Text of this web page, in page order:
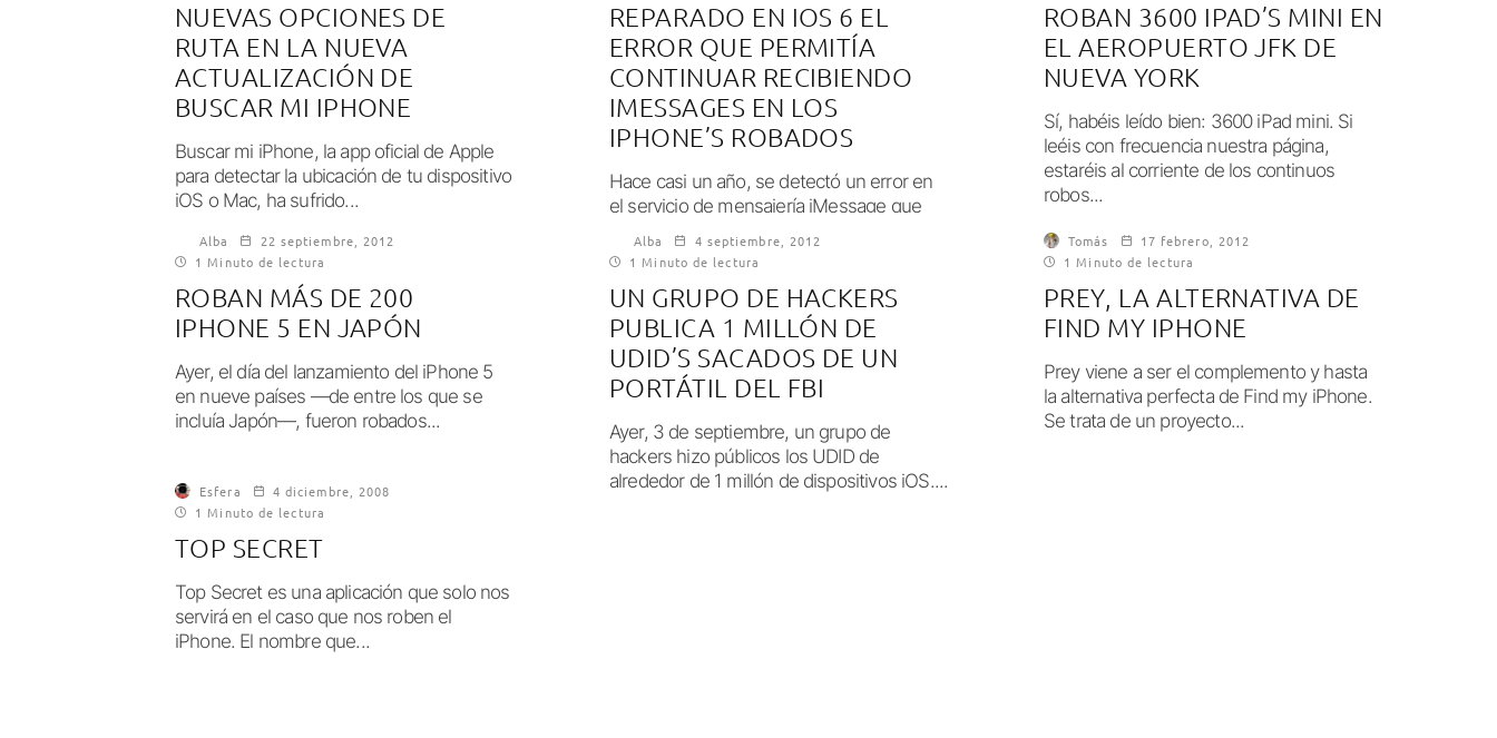
NUEVAS OPCIONES DE
RUTA EN LA NUEVA
ACTUALIZACIÓN DE
BUSCAR MI IPHONE
Buscar mi iPhone, la app oficial de Apple
para detectar la ubicación de tu dispositivo
iOS o Mac, ha sufrido...
REPARADO EN IOS 6 EL
ERROR QUE PERMITÍA
CONTINUAR RECIBIENDO
IMESSAGES EN LOS
IPHONE’S ROBADOS
Hace casi un año, se detectó un error en
el servicio de mensajería iMessage que
provocaba que los iPhone’s robados...
ROBAN 3600 IPAD’S MINI EN
EL AEROPUERTO JFK DE
NUEVA YORK
Sí, habéis leído bien: 3600 iPad mini. Si
leéis con frecuencia nuestra página,
estaréis al corriente de los continuos
robos...
Alba
22 septiembre, 2012
1 Minuto de lectura
ROBAN MÁS DE 200
IPHONE 5 EN JAPÓN
Ayer, el día del lanzamiento del iPhone 5
en nueve países —de entre los que se
incluía Japón—, fueron robados...
Alba
4 septiembre, 2012
1 Minuto de lectura
UN GRUPO DE HACKERS
PUBLICA 1 MILLÓN DE
UDID’S SACADOS DE UN
PORTÁTIL DEL FBI
Ayer, 3 de septiembre, un grupo de
hackers hizo públicos los UDID de
alrededor de 1 millón de dispositivos iOS....
Tomás
17 febrero, 2012
1 Minuto de lectura
PREY, LA ALTERNATIVA DE
FIND MY IPHONE
Prey viene a ser el complemento y hasta
la alternativa perfecta de Find my iPhone.
Se trata de un proyecto...
Esfera
4 diciembre, 2008
1 Minuto de lectura
TOP SECRET
Top Secret es una aplicación que solo nos
servirá en el caso que nos roben el
iPhone. El nombre que...